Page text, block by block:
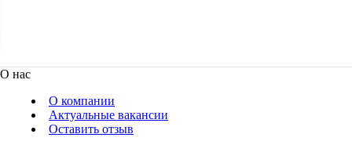
О нас
О компании
Актуальные вакансии
Оставить отзыв